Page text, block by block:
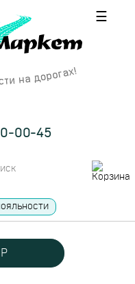
☰
00-45